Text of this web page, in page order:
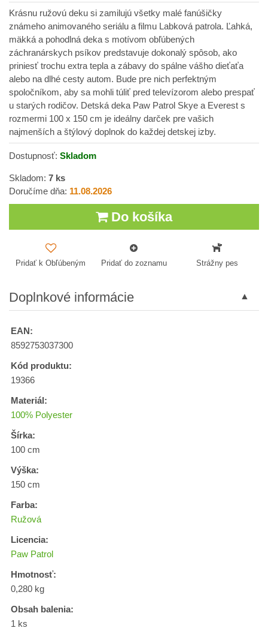
Krásnu ružovú deku si zamilujú všetky malé fanúšičky
známeho animovaného seriálu a filmu Labková patrola. Ľahká,
mäkká a pohodlná deka s motívom obľúbených
záchranárskych psíkov predstavuje dokonalý spôsob, ako
priniesť trochu extra tepla a zábavy do spálne vášho dieťaťa
alebo na dlhé cesty autom. Bude pre nich perfektným
spoločníkom, aby sa mohli túliť pred televízorom alebo prespať
u starých rodičov. Detská deka Paw Patrol Skye a Everest s
rozmermi 100 x 150 cm je ideálny darček pre vašich
najmenších a štýlový doplnok do každej detskej izby.
Dostupnosť: Skladom
Skladom: 7 ks
Doručíme dňa: 11.08.2026
Do košíka
Pridať k Obľúbeným Pridať do zoznamu Strážny pes
Doplnkové informácie
EAN:
8592753037300
Kód produktu:
19366
Materiál:
100% Polyester
Šírka:
100 cm
Výška:
150 cm
Farba:
Ružová
Licencia:
Paw Patrol
Hmotnosť:
0,280 kg
Obsah balenia:
1 ks